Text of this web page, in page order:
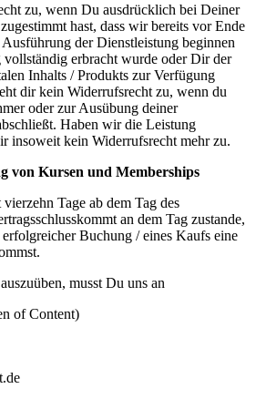
zu, wenn Du ausdrücklich bei Deiner
hast, dass wir bereits vor Ende
der Dienstleistung beginnen
vollständig erbracht wurde oder Dir der
Inhalts / Produkts zur Verfügung
dir kein Widerrufsrecht zu, wenn du
oder zur Ausübung deiner
Haben wir die Leistung
insoweit kein Widerrufsrecht mehr zu.
von Kursen und Memberships
Tage ab dem Tag des
an dem Tag zustande,
Buchung / eines Kaufs eine
musst Du uns an
of Content)